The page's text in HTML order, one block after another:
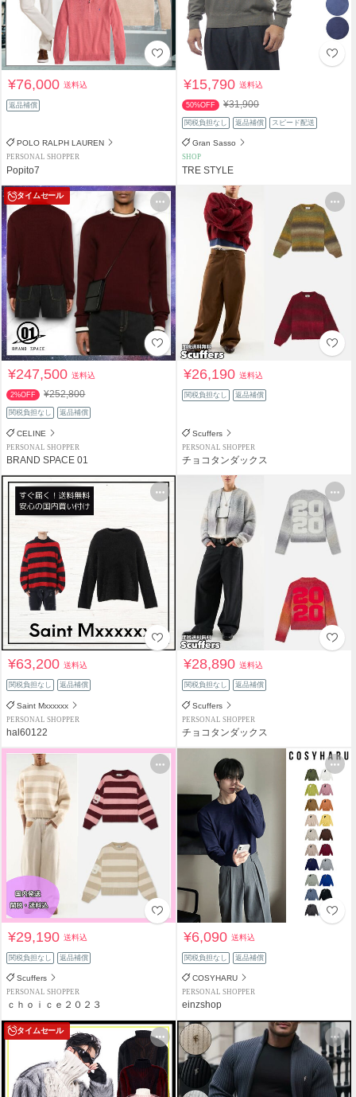
¥76,000送料込
返品補償
POLO RALPH LAUREN
PERSONAL SHOPPER
Popito7
¥15,790送料込
50%OFF ¥31,900
関税負担なし 返品補償 スピード配送
Gran Sasso
SHOP
TRE STYLE
タイムセール
¥247,500送料込
2%OFF ¥252,800
関税負担なし 返品補償
CELINE
PERSONAL SHOPPER
BRAND SPACE 01
¥26,190送料込
関税負担なし 返品補償
Scuffers
PERSONAL SHOPPER
チョコタンダックス
¥63,200送料込
関税負担なし 返品補償
Saint Mxxxxxx
PERSONAL SHOPPER
hal60122
¥28,890送料込
関税負担なし 返品補償
Scuffers
PERSONAL SHOPPER
チョコタンダックス
¥29,190送料込
関税負担なし 返品補償
Scuffers
PERSONAL SHOPPER
ｃｈｏｉｃｅ２０２３
¥6,090送料込
関税負担なし 返品補償
COSYHARU
PERSONAL SHOPPER
einzshop
タイムセール